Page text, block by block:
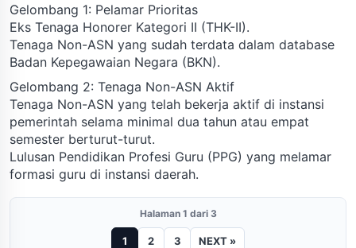
Gelombang 1: Pelamar Prioritas
Eks Tenaga Honorer Kategori II (THK-II).
Tenaga Non-ASN yang sudah terdata dalam database
Badan Kepegawaian Negara (BKN).
Gelombang 2: Tenaga Non-ASN Aktif
Tenaga Non-ASN yang telah bekerja aktif di instansi
pemerintah selama minimal dua tahun atau empat
semester berturut-turut.
Lulusan Pendidikan Profesi Guru (PPG) yang melamar
formasi guru di instansi daerah.
Halaman 1 dari 3
1 2 3 NEXT »